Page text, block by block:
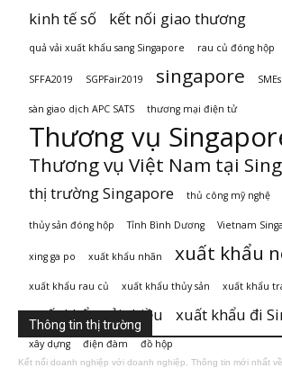
kinh tế số
kết nối giao thương
quả vải xuất khẩu sang Singapore rau củ đóng hộp
SFFA2019 SGPFair2019 singapore SMEs
sàn giao dịch APC SATS thương mại điện tử
Thương vụ
Thương vụ Việt Nam tại
thị trường Singapore thủ công mỹ nghệ
thủy sản đóng hộp Tỉnh Bình Dương Vietnam
xing ga po xuất khẩu nhãn xuất khẩu
xuất khẩu rau củ xuất khẩu thủy sản xuất khẩu
xuất khẩu vải thiều xuất khẩu đi
xây dựng điện đàm đồ hộp
Thông tin thị trường
Kết nối doanh nghiệp với doanh nghiệp. Thông tin mới nhất